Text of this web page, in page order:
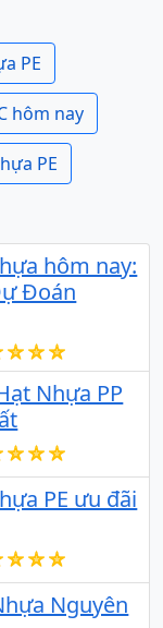
PE
hôm nay
PE
hôm nay:
Đoán
Nhựa PP
PE ưu đãi
Nguyên